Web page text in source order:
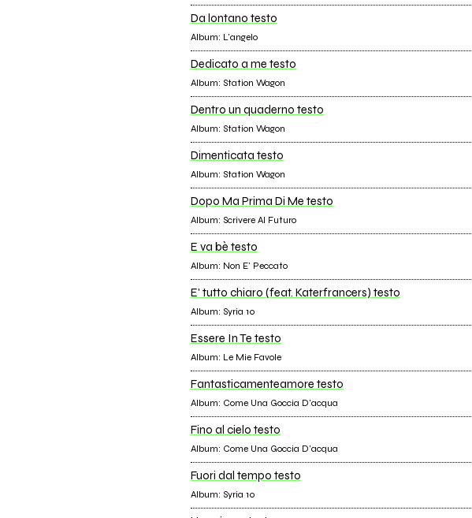
Da lontano testo
Album: L'angelo
Dedicato a me testo
Album: Station Wagon
Dentro un quaderno testo
Album: Station Wagon
Dimenticata testo
Album: Station Wagon
Dopo Ma Prima Di Me testo
Album: Scrivere Al Futuro
E va bè testo
Album: Non E' Peccato
E' tutto chiaro (feat. Katerfrancers) testo
Album: Syria 10
Essere In Te testo
Album: Le Mie Favole
Fantasticamenteamore testo
Album: Come Una Goccia D'acqua
Fino al cielo testo
Album: Come Una Goccia D'acqua
Fuori dal tempo testo
Album: Syria 10